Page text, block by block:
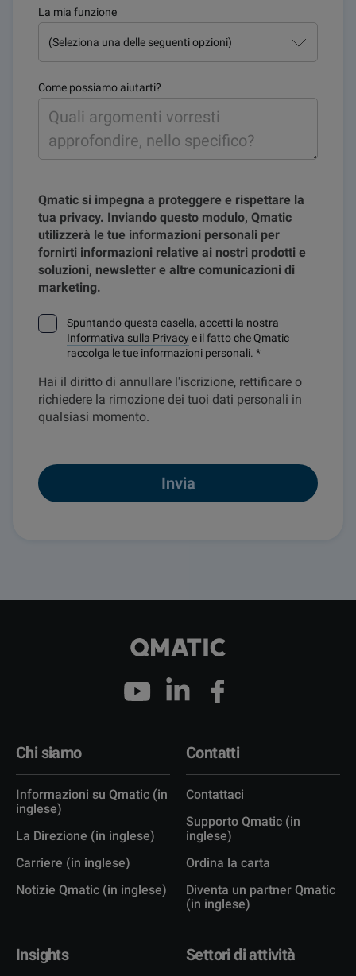
La mia funzione
Come possiamo aiutarti?
Qmatic si impegna a proteggere e rispettare la
tua privacy. Inviando questo modulo, Qmatic
utilizzerà le tue informazioni personali per
fornirti informazioni relative ai nostri prodotti e
soluzioni, newsletter e altre comunicazioni di
marketing.
Spuntando questa casella, accetti la nostra
Informativa sulla Privacy e il fatto che Qmatic
raccolga le tue informazioni personali. *
Hai il diritto di annullare l'iscrizione, rettificare o
richiedere la rimozione dei tuoi dati personali in
qualsiasi momento.
Chi siamo
Informazioni su Qmatic (in
inglese)
La Direzione (in inglese)
Carriere (in inglese)
Notizie Qmatic (in inglese)
Contatti
Contattaci
Supporto Qmatic (in
inglese)
Ordina la carta
Diventa un partner Qmatic
(in inglese)
Insights Settori di attività